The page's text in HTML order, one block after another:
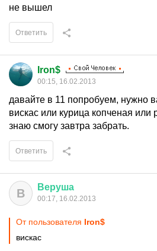
не вышел
Ответить
Iron$
00:15, 16.02.2013
давайте в 11 попробуем, нужно
вискас или курица копченая или
знаю смогу завтра забрать.
Ответить
В Веруша
00:17, 16.02.2013
От пользователя Iron$
вискас